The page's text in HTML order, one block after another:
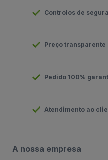
Controlos de
Preço transparente
Pedido 100%
Atendimento ao
A nossa empresa